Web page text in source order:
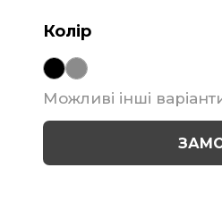
Колір
Можливі інші